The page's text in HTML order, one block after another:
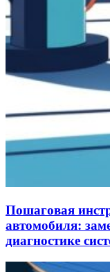
Пошаговая
автомобиля:
диагностике